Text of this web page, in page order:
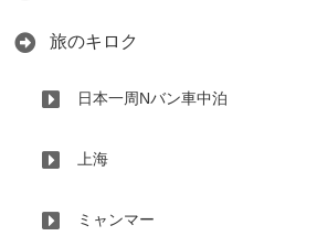
旅のキロク
日本一周Nバン車中泊
上海
ミャンマー